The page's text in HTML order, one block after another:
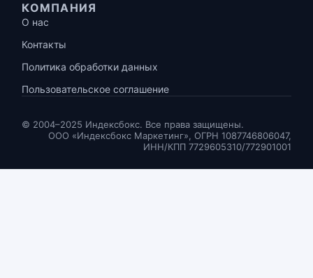
КОМПАНИЯ
О нас
Контакты
Политика обработки данных
Пользовательское соглашение
© 2004–2025 Индексбокс. Все права защищены.
ООО «Индексбокс Маркетинг», ОГРН 1087746806047,
ИНН/КПП 7729605310/772901001